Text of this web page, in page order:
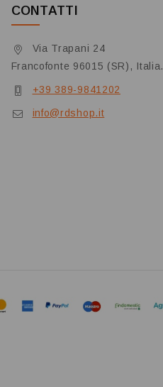
CONTATTI
Via Trapani 24
Francofonte 96015 (SR), Italia.
+39 389-9841202
info@rdshop.it